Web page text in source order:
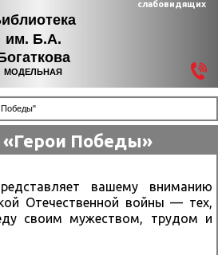
им. Б.А.
МОДЕЛЬНАЯ
слабовидящих
Победы"
«Герои Победы»
вашему вниманию
Отечественной войны — тех,
своим мужеством, трудом и